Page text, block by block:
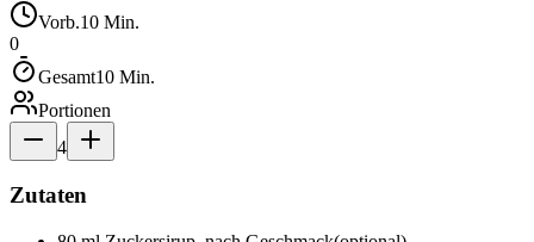
Vorb.10 Min.
0
Gesamt10 Min.
Portionen
4
Zutaten